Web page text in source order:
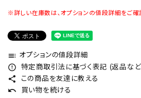
※詳しい在庫数は、オプションの値段詳細をご確
toc オプションの値段詳細
error_outline 特定商取引法に基づく表記 (返品な
share この商品を友達に教える
undo 買い物を続ける